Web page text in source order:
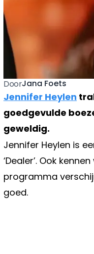
DoorJana Foets
Jennifer Heylen
goedgevulde
geweldig.
Jennifer Heylen is
‘Dealer’. Ook
programma
goed.